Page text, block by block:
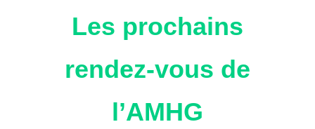
Les prochains
rendez-vous de
l’AMHG